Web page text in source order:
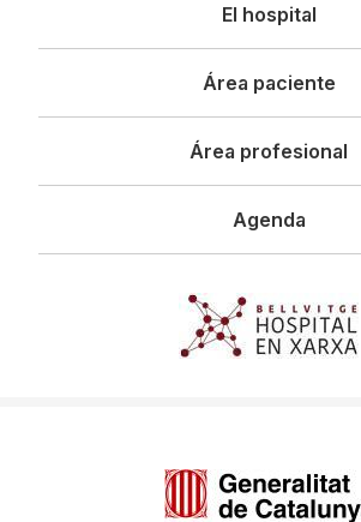
principal
El hospital
Área paciente
Área profesional
Agenda